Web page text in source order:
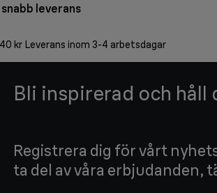
leverans
kr Leverans inom 3-4 arbetsdagar
Bli inspirerad och håll
Registrera dig för vårt
ta del av våra erbjudanden,